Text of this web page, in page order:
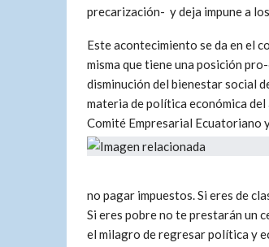
precarización- y deja impune a
Este acontecimiento se da en el
misma que tiene una posición
disminución del bienestar social
materia de política económica
Comité Empresarial Ecuatoriano
no pagar impuestos. Si eres de
Si eres pobre no te prestarán un
el milagro de regresar política y